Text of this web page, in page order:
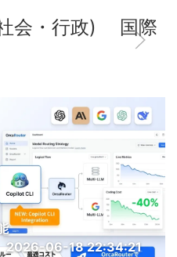
会・行政) 国際
2026-06-18 22:34:21